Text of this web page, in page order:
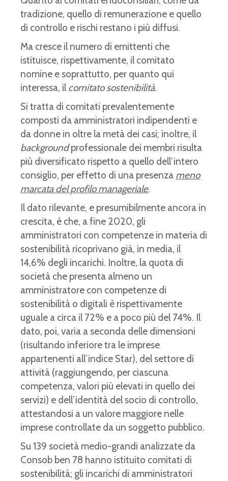
tradizione, quello di remunerazione e quello
di controllo e rischi restano i più diffusi.
Ma cresce il numero di emittenti che
istituisce, rispettivamente, il comitato
nomine e soprattutto, per quanto qui
interessa, il comitato sostenibilità.
Si tratta di comitati prevalentemente
composti da amministratori indipendenti e
da donne in oltre la metà dei casi; inoltre, il
backgroundprofessionale dei membri risulta
più diversificato rispetto a quello dell’intero
consiglio, per effetto di una presenza meno
marcata del profilo manageriale.
Il dato rilevante, e presumibilmente ancora in
crescita, è che, a fine 2020, gli
amministratori con competenze in materia di
sostenibilità ricoprivano già, in media, il
14,6% degli incarichi. Inoltre, la quota di
società che presenta almeno un
amministratore con competenze di
sostenibilità o digitali è rispettivamente
uguale a circa il 72% e a poco più del 74%. Il
dato, poi, varia a seconda delle dimensioni
(risultando inferiore tra le imprese
appartenenti all’indice Star), del settore di
attività (raggiungendo, per ciascuna
competenza, valori più elevati in quello dei
servizi) e dell’identità del socio di controllo,
attestandosi a un valore maggiore nelle
imprese controllate da un soggetto pubblico.
Su 139 società medio-grandi analizzate da
Consob ben 78 hanno istituito comitati di
sostenibilità; gli incarichi di amministratori